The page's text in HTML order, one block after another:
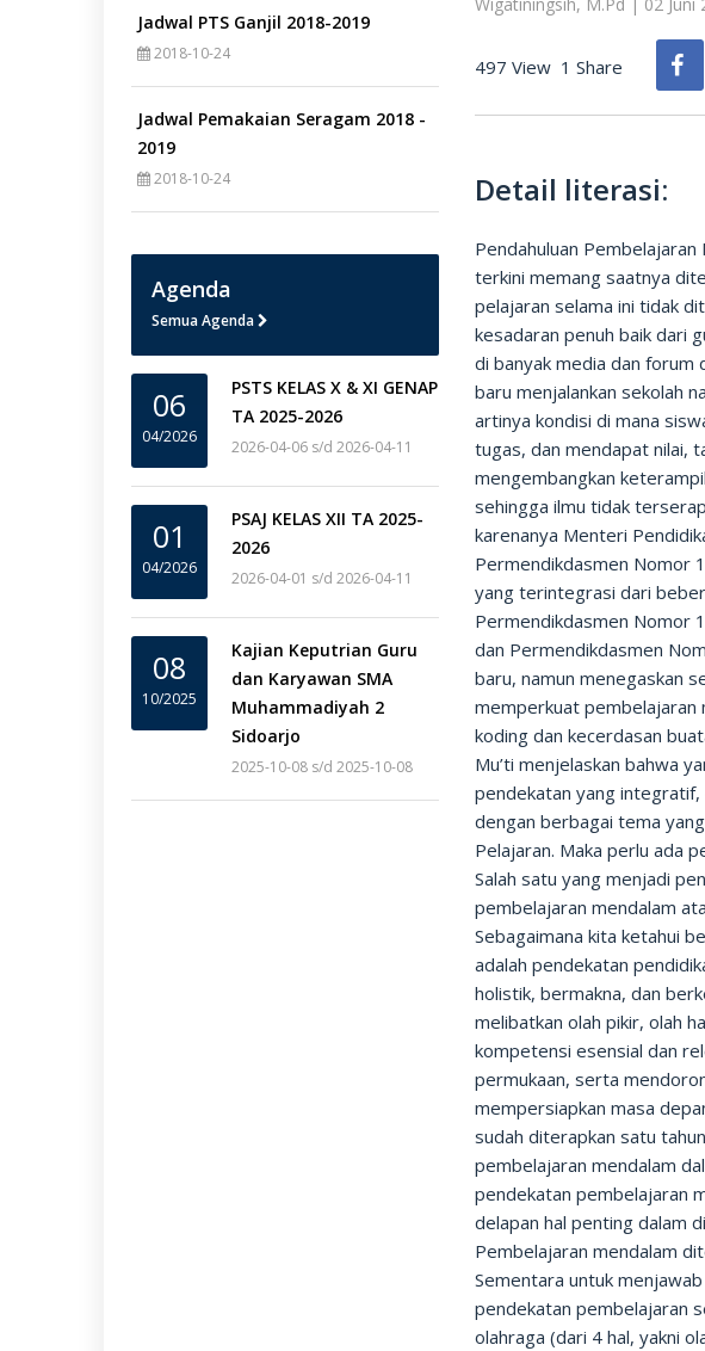
Jadwal PTS Ganjil 2018-2019
2018-10-24
Jadwal Pemakaian Seragam 2018 -
2019
2018-10-24
Agenda
Semua Agenda
06
04/2026
PSTS KELAS X & XI GENAP
TA 2025-2026
2026-04-06 s/d 2026-04-11
01
04/2026
PSAJ KELAS XII TA 2025-
2026
2026-04-01 s/d 2026-04-11
08
10/2025
Kajian Keputrian Guru
dan Karyawan SMA
Muhammadiyah 2
Sidoarjo
2025-10-08 s/d 2025-10-08
Wigatiningsih, M.Pd | 02 Juni
497 View 1 Share
Detail literasi:
Pendahuluan
terkini memang saatnya
pelajaran selama ini tidak
kesadaran penuh baik dari
di banyak media dan forum
baru menjalankan sekolah
artinya kondisi di mana
tugas, dan mendapat nilai,
mengembangkan
sehingga ilmu tidak
karenanya Menteri
Permendikdasmen Nomor
yang terintegrasi dari
Permendikdasmen Nomor
dan Permendikdasmen
baru, namun menegaskan
memperkuat pembelajaran
koding dan kecerdasan
Mu’ti menjelaskan bahwa
pendekatan yang integratif,
dengan berbagai tema
Pelajaran. Maka perlu ada
Salah satu yang menjadi
pembelajaran mendalam
Sebagaimana kita ketahui
adalah pendekatan
holistik, bermakna, dan
melibatkan olah pikir, olah
kompetensi esensial dan
permukaan, serta
mempersiapkan masa
sudah diterapkan satu
pembelajaran mendalam
pendekatan pembelajaran
delapan hal penting dalam
Pembelajaran mendalam
Sementara untuk
pendekatan pembelajaran
olahraga (dari 4 hal, yakni